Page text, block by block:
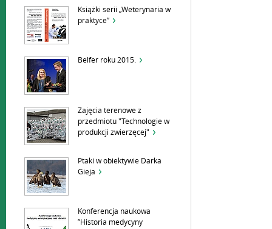
Książki serii „Weterynaria w
praktyce”
Belfer roku 2015.
Zajęcia terenowe z
przedmiotu "Technologie w
produkcji zwierzęcej"
Ptaki w obiektywie Darka
Gieja
Konferencja naukowa
”Historia medycyny